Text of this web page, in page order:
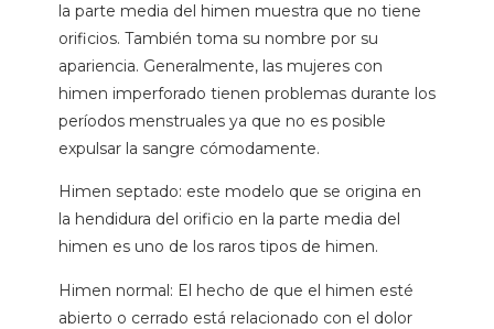
la parte media del himen muestra que no tiene
orificios. También toma su nombre por su
apariencia. Generalmente, las mujeres con
himen imperforado tienen problemas durante los
períodos menstruales ya que no es posible
expulsar la sangre cómodamente.
Himen septado: este modelo que se origina en
la hendidura del orificio en la parte media del
himen es uno de los raros tipos de himen.
Himen normal: El hecho de que el himen esté
abierto o cerrado está relacionado con el dolor